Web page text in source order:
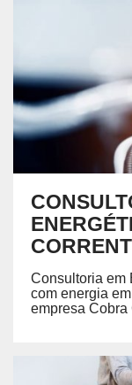
Consultoria em
com energia
empresa Cobra